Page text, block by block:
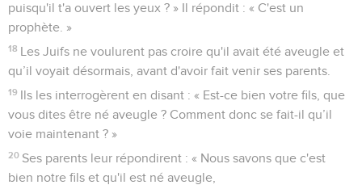
puisqu'il t'a ouvert les yeux ? » Il répondit : « C'est un
prophète. »
18 Les Juifs ne voulurent pas croire qu'il avait été aveugle et
qu’il voyait désormais, avant d'avoir fait venir ses parents.
19 Ils les interrogèrent en disant : « Est-ce bien votre fils, que
vous dites être né aveugle ? Comment donc se fait-il qu’il
voie maintenant ? »
20 Ses parents leur répondirent : « Nous savons que c'est
bien notre fils et qu'il est né aveugle,